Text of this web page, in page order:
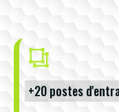
+20 postes